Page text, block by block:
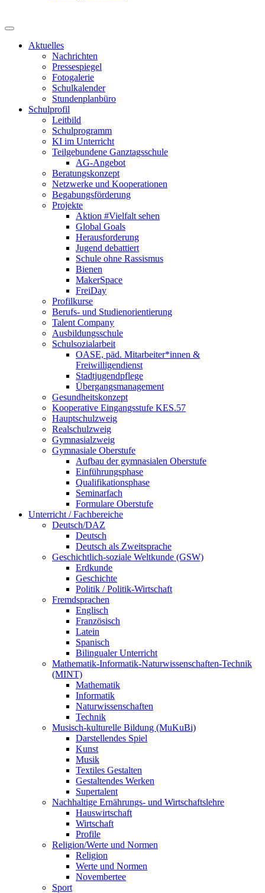
Aktuelles
Nachrichten
Pressespiegel
Fotogalerie
Schulkalender
Stundenplanbüro
Schulprofil
Leitbild
Schulprogramm
KI im Unterricht
Teilgebundene Ganztagsschule
AG-Angebot
Beratungskonzept
Netzwerke und Kooperationen
Begabungsförderung
Projekte
Aktion #Vielfalt sehen
Global Goals
Herausforderung
Jugend debattiert
Schule ohne Rassismus
Bienen
MakerSpace
FreiDay
Profilkurse
Berufs- und Studienorientierung
Talent Company
Ausbildungsschule
Schulsozialarbeit
OASE, päd. Mitarbeiter*innen &
Freiwilligendienst
Stadtjugendpflege
Übergangsmanagement
Gesundheitskonzept
Kooperative Eingangsstufe KES.57
Hauptschulzweig
Realschulzweig
Gymnasialzweig
Gymnasiale Oberstufe
Aufbau der gymnasialen Oberstufe
Einführungsphase
Qualifikationsphase
Seminarfach
Formulare Oberstufe
Unterricht / Fachbereiche
Deutsch/DAZ
Deutsch
Deutsch als Zweitsprache
Geschichtlich-soziale Weltkunde (GSW)
Erdkunde
Geschichte
Politik / Politik-Wirtschaft
Fremdsprachen
Englisch
Französisch
Latein
Spanisch
Bilingualer Unterricht
Mathematik-Informatik-Naturwissenschaften-Technik
(MINT)
Mathematik
Informatik
Naturwissenschaften
Technik
Musisch-kulturelle Bildung (MuKuBi)
Darstellendes Spiel
Kunst
Musik
Textiles Gestalten
Gestaltendes Werken
Supertalent
Nachhaltige Ernährungs- und Wirtschaftslehre
Hauswirtschaft
Wirtschaft
Profile
Religion/Werte und Normen
Religion
Werte und Normen
Novembertee
Sport